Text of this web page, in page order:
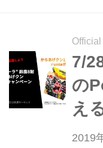
Official
7/
の
え
2019